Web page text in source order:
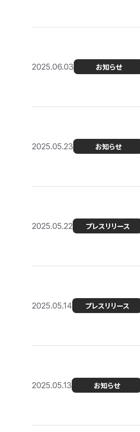
2025.06.03 お知らせ
2025.05.23 お知らせ
2025.05.22 プレスリリース
2025.05.14 プレスリリース
2025.05.13 お知らせ